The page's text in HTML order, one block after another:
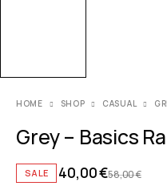
HOME SHOP CASUAL
Grey – Basics
SALE 58,00€
40,00€